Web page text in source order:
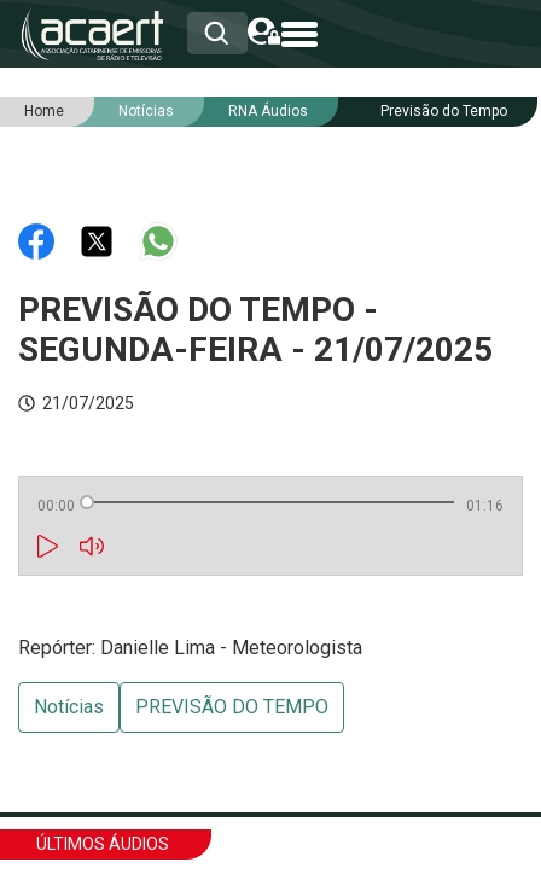
HOME
RNA
NOTÍCIAS
INTEGRIDADE
Home Notícias RNA Áudios Previsão do Tempo
PREVISÃO DO TEMPO -
SEGUNDA-FEIRA - 21/07/2025
21/07/2025
00:00 01:16
Repórter: Danielle Lima - Meteorologista
Notícias PREVISÃO DO TEMPO
ÚLTIMOS ÁUDIOS